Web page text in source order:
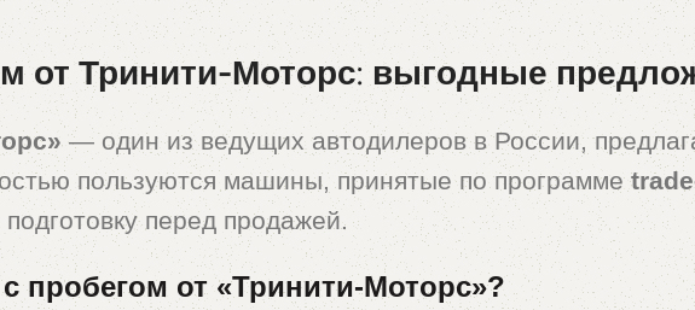
от Тринити-Моторс: выгодные
— один из ведущих автодилеров в России,
пользуются машины, принятые по программе
перед продажей.
пробегом от «Тринити-Моторс»?